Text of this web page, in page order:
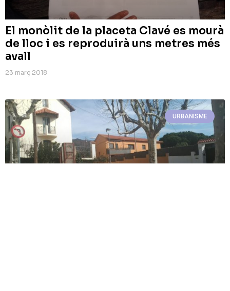
El monòlit de la placeta Clavé es mourà
de lloc i es reproduirà uns metres més
avall
23 març 2018
URBANISME